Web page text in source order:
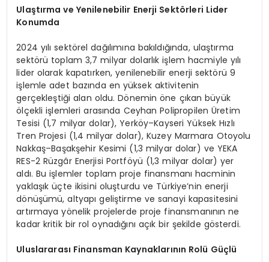
Ulaştırma ve Yenilenebilir Enerji Sektörleri Lider
Konumda
2024 yılı sektörel dağılımına bakıldığında, ulaştırma
sektörü toplam 3,7 milyar dolarlık işlem hacmiyle yılı
lider olarak kapatırken, yenilenebilir enerji sektörü 9
işlemle adet bazında en yüksek aktivitenin
gerçekleştiği alan oldu. Dönemin öne çıkan büyük
ölçekli işlemleri arasında Ceyhan Polipropilen Üretim
Tesisi (1,7 milyar dolar), Yerköy–Kayseri Yüksek Hızlı
Tren Projesi (1,4 milyar dolar), Kuzey Marmara Otoyolu
Nakkaş–Başakşehir Kesimi (1,3 milyar dolar) ve YEKA
RES-2 Rüzgâr Enerjisi Portföyü (1,3 milyar dolar) yer
aldı. Bu işlemler toplam proje finansmanı hacminin
yaklaşık üçte ikisini oluşturdu ve Türkiye’nin enerji
dönüşümü, altyapı geliştirme ve sanayi kapasitesini
artırmaya yönelik projelerde proje finansmanının ne
kadar kritik bir rol oynadığını açık bir şekilde gösterdi.
Uluslararası Finansman Kaynaklarının Rolü Güçlü